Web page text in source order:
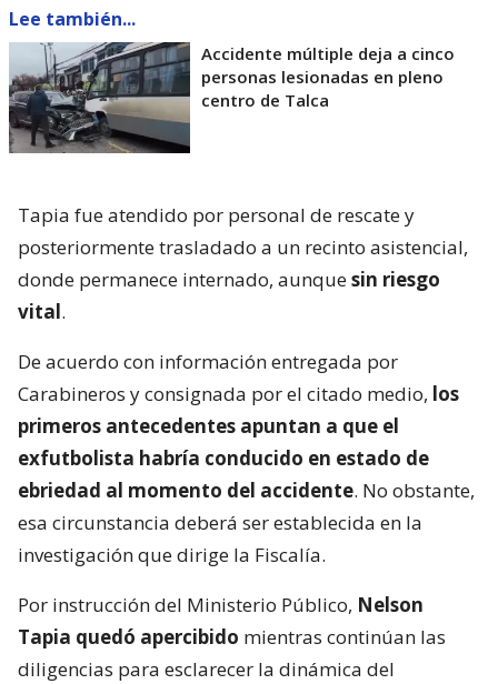
Lee también...
Accidente múltiple deja a cinco
personas lesionadas en pleno
centro de Talca
Tapia fue atendido por personal de rescate y
posteriormente trasladado a un recinto asistencial,
donde permanece internado, aunquesin riesgo
vital.
De acuerdo con información entregada por
Carabineros y consignada por el citado medio, los
primeros antecedentes apuntan a que el
exfutbolista habría conducido en estado de
ebriedad al momento del accidente. No obstante,
esa circunstancia deberá ser establecida en la
investigación que dirige la Fiscalía.
Por instrucción del Ministerio Público, Nelson
Tapia quedó apercibido mientras continúan las
diligencias para esclarecer la dinámica del